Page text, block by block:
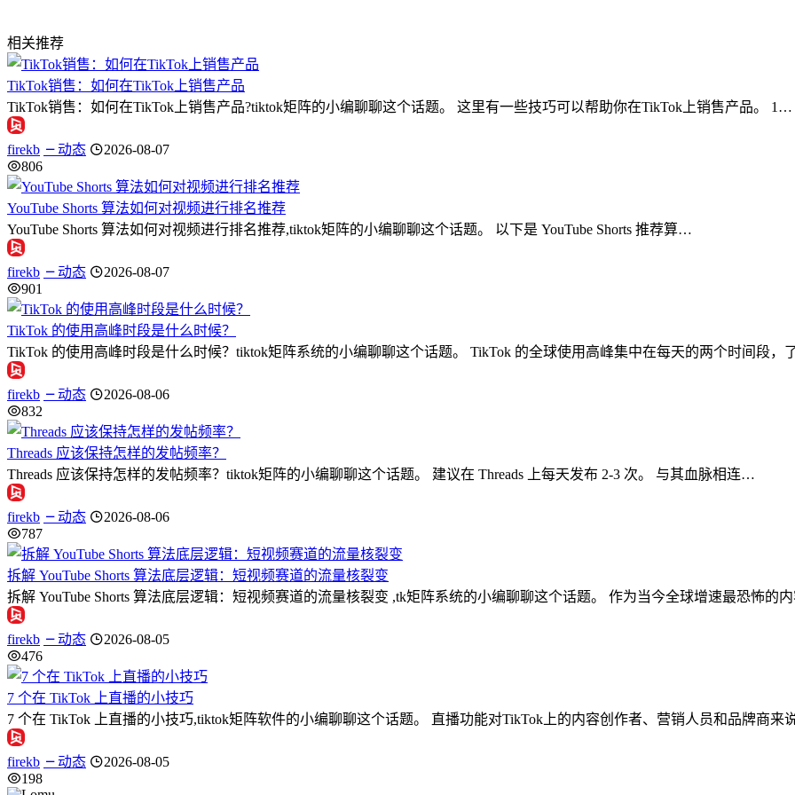
相关推荐
TikTok销售：如何在TikTok上销售产品
TikTok销售：如何在TikTok上销售产品?tiktok矩阵的小编聊聊这个话题。 这里有一些技巧可以帮助你在TikTok上销售产品。 1…
firekb 动态
2026-08-07
806
YouTube Shorts 算法如何对视频进行排名推荐
YouTube Shorts 算法如何对视频进行排名推荐,tiktok矩阵的小编聊聊这个话题。 以下是 YouTube Shorts 推荐算…
firekb 动态
2026-08-07
901
TikTok 的使用高峰时段是什么时候？
TikTok 的使用高峰时段是什么时候？tiktok矩阵系统的小编聊聊这个话题。 TikTok 的全球使用高峰集中在每天的两个时间段，
firekb 动态
2026-08-06
832
Threads 应该保持怎样的发帖频率？
Threads 应该保持怎样的发帖频率？tiktok矩阵的小编聊聊这个话题。 建议在 Threads 上每天发布 2-3 次。 与其血脉相连…
firekb 动态
2026-08-06
787
拆解 YouTube Shorts 算法底层逻辑：短视频赛道的流量核裂变
拆解 YouTube Shorts 算法底层逻辑：短视频赛道的流量核裂变 ,tk矩阵系统的小编聊聊这个话题。 作为当今全球增速最恐怖的
firekb 动态
2026-08-05
476
7 个在 TikTok 上直播的小技巧
7 个在 TikTok 上直播的小技巧,tiktok矩阵软件的小编聊聊这个话题。 直播功能对TikTok上的内容创作者、营销人员和品牌商来
firekb 动态
2026-08-05
198